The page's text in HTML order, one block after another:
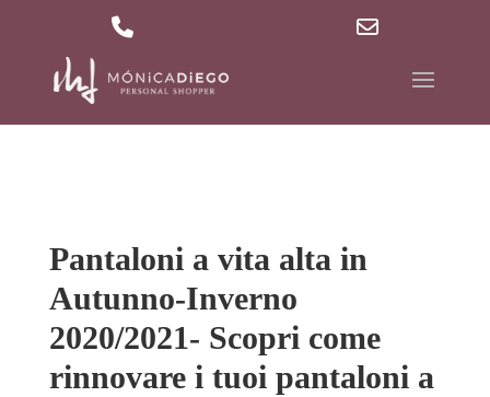
629 36 27 40 md@mdpersonalshopper.com
Pantaloni a vita alta in
Autunno-Inverno
2020/2021- Scopri come
rinnovare i tuoi pantaloni a
Number
Address